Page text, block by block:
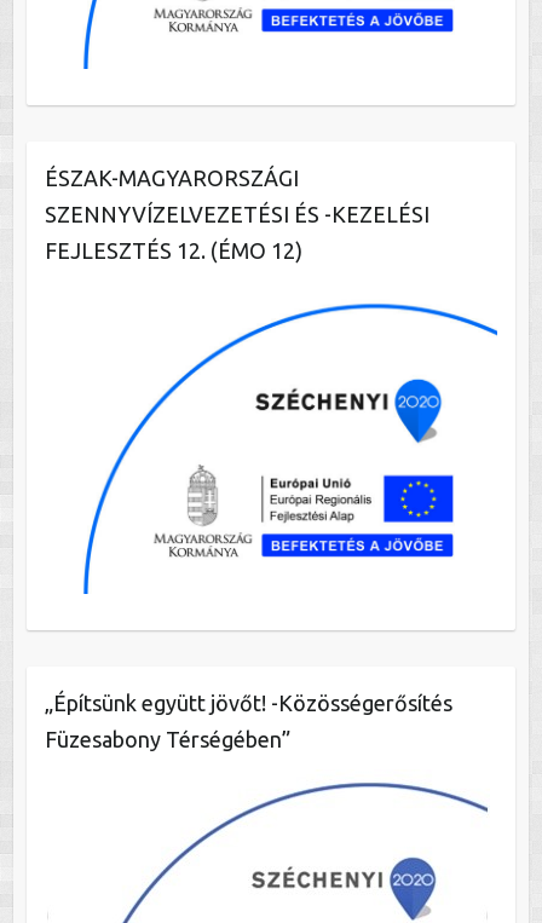
ÉSZAK-MAGYARORSZÁGI
SZENNYVÍZELVEZETÉSI ÉS -KEZELÉSI
FEJLESZTÉS 12. (ÉMO 12)
„Építsünk együtt jövőt! -Közösségerősítés
Füzesabony Térségében”